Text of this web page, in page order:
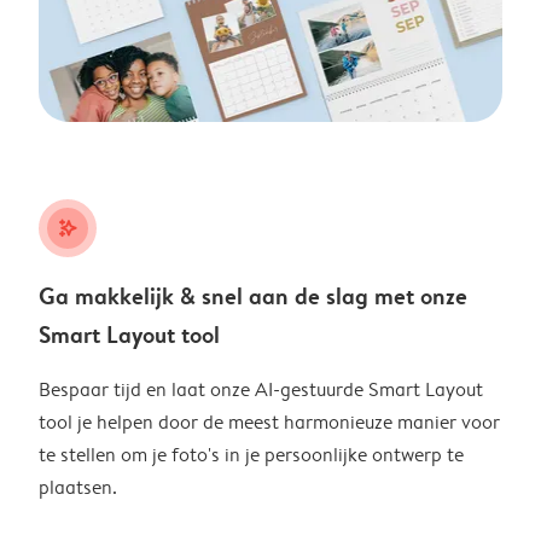
stars_plus
Ga makkelijk & snel aan de slag met onze
Smart Layout tool
Bespaar tijd en laat onze AI-gestuurde Smart Layout
tool je helpen door de meest harmonieuze manier voor
te stellen om je foto's in je persoonlijke ontwerp te
plaatsen.